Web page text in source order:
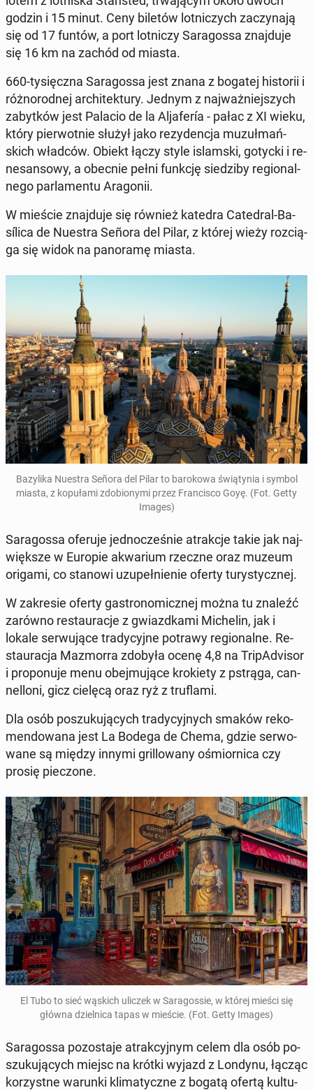
godzin i 15 minut. Ceny biletów lot­ni­czych za­czy­na­ją
się od 17 funtów, a port lot­ni­czy Sa­ra­gos­sa znaj­du­je
się 16 km na zachód od miasta.
660-ty­sięcz­na Sa­ra­gos­sa jest znana z bogatej hi­sto­rii i
róż­no­rod­nej ar­chi­tek­tu­ry. Jednym z naj­waż­niej­szych
za­byt­ków jest Palacio de la Al­ja­fe­ría - pałac z XI wieku,
który pier­wot­nie służył jako re­zy­den­cja mu­zuł­mań­
skich władców. Obiekt łączy style is­lam­ski, gotycki i re­
ne­san­so­wy, a obecnie pełni funkcję sie­dzi­by re­gio­nal­
ne­go par­la­men­tu Ara­go­nii.
W mieście znaj­du­je się również katedra Ca­te­dral-Ba­
síli­ca de Nuestra Señora del Pilar, z której wieży roz­cią­
ga się widok na pa­no­ra­mę miasta.
Ba­zy­li­ka Nuestra Señora del Pilar to ba­ro­ko­wa świą­ty­nia i symbol
miasta, z ko­pu­ła­mi zdo­bio­ny­mi przez Fran­ci­sco Goyę. (Fot. Getty
Images)
Sa­ra­gos­sa oferuje jed­no­cze­śnie atrak­cje takie jak naj­
więk­sze w Europie akwa­rium rzeczne oraz muzeum
origami, co stanowi uzu­peł­nie­nie oferty tu­ry­stycz­nej.
W za­kre­sie oferty ga­stro­no­micz­nej można tu znaleźć
zarówno re­stau­ra­cje z gwiazd­ka­mi Mi­che­lin, jak i
lokale ser­wu­ją­ce tra­dy­cyj­ne potrawy re­gio­nal­ne. Re­
stau­ra­cja Ma­zmor­ra zdobyła ocenę 4,8 na Tri­pA­dvi­sor
i pro­po­nu­je menu obej­mu­ją­ce kro­kie­ty z pstrąga, can­
nel­lo­ni, gicz cielęcą oraz ryż z tru­fla­mi.
Dla osób po­szu­ku­ją­cych tra­dy­cyj­nych smaków re­ko­
men­do­wa­na jest La Bodega de Chema, gdzie ser­wo­
wa­ne są między innymi gril­lo­wa­ny ośmior­ni­ca czy
prosię pie­czo­ne.
El Tubo to sieć wąskich uliczek w Sa­ra­gos­sie, w której mieści się
główna dziel­ni­ca tapas w mieście. (Fot. Getty Images)
Sa­ra­gos­sa po­zo­sta­je atrak­cyj­nym celem dla osób po­
szu­ku­ją­cych miejsc na krótki wyjazd z Londynu, łącząc
ko­rzyst­ne warunki kli­ma­tycz­ne z bogatą ofertą kul­tu­